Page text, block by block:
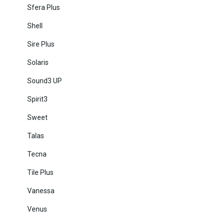
Sfera Plus
Shell
Sire Plus
Solaris
Sound3 UP
Spirit3
Sweet
Talas
Tecna
Tile Plus
Vanessa
Venus